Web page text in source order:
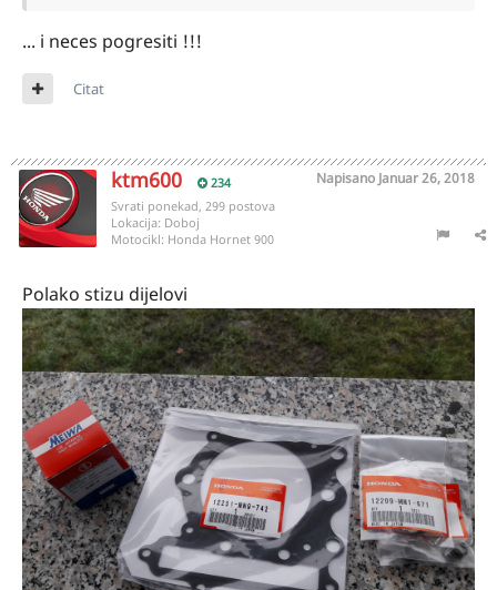
... i neces pogresiti !!!
Citat
ktm600 234 Napisano Januar 26, 2018
Svrati ponekad, 299 postova
Lokacija: Doboj
Motocikl: Honda Hornet 900
Polako stizu dijelovi